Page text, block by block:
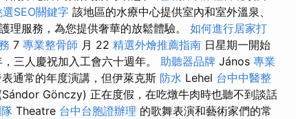
SEO關鍵字 該地區的水療中心提供室內和室外溫泉、
理服務，為您提供奢華的放鬆體驗。 如何進行居家打
7 專業整骨師 月 22 精選外燴推薦指南 日星期一開始
三人慶祝加入工會六十週年。 助聽器品牌 János 專業
通常的年度演講，但伊萊克斯 防水 Lehel 台中中醫整
Gönczy) 正在度假，在吃燉牛肉時也聽不到談話
Theatre 台中台胞證辦理 的歌舞表演和藝術家們的常